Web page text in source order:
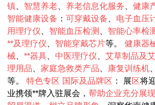
镇
智慧养老 养老信息化服务 健康
智能健康设备 ： 可穿戴设备 电子血压
用理疗仪
智能血压检测 智能心率检
**及理疗仪
智能穿戴芯片等。 健康器
械
**器具 中医理疗仪 艾草制品及
理用品
家庭急救类产品 康复训练机
等。 特色专区 国际及品牌区 ： 展区将
业携领**牌入驻展会， 帮助企业充分展